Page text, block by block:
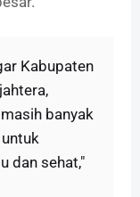
Kabupaten
banyak
dan sehat,"